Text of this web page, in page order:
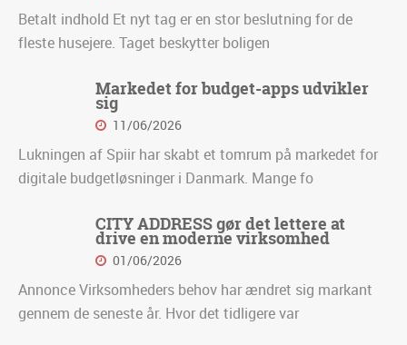
Betalt indhold Et nyt tag er en stor beslutning for de
fleste husejere. Taget beskytter boligen
Markedet for budget-apps udvikler
sig
11/06/2026
Lukningen af Spiir har skabt et tomrum på markedet for
digitale budgetløsninger i Danmark. Mange fo
CITY ADDRESS gør det lettere at
drive en moderne virksomhed
01/06/2026
Annonce Virksomheders behov har ændret sig markant
gennem de seneste år. Hvor det tidligere var